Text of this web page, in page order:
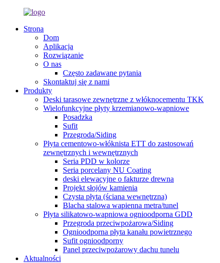
Strona
Dom
Aplikacja
Rozwiązanie
O nas
Często zadawane pytania
Skontaktuj się z nami
Produkty
Deski tarasowe zewnętrzne z włóknocementu TKK
Wielofunkcyjne płyty krzemianowo-wapniowe
Posadzka
Sufit
Przegroda/Siding
Płyta cementowo-włóknista ETT do zastosowań
zewnętrznych i wewnętrznych
Seria PDD w kolorze
Seria porcelany NU Coating
deski elewacyjne o fakturze drewna
Projekt słojów kamienia
Czysta płyta (ściana wewnętrzna)
Blacha stalowa wapienna metra/tunel
Płyta silikatowo-wapniowa ognioodporna GDD
Przegroda przeciwpożarowa/Siding
Ognioodporna płyta kanału powietrznego
Sufit ognioodporny
Panel przeciwpożarowy dachu tunelu
Aktualności